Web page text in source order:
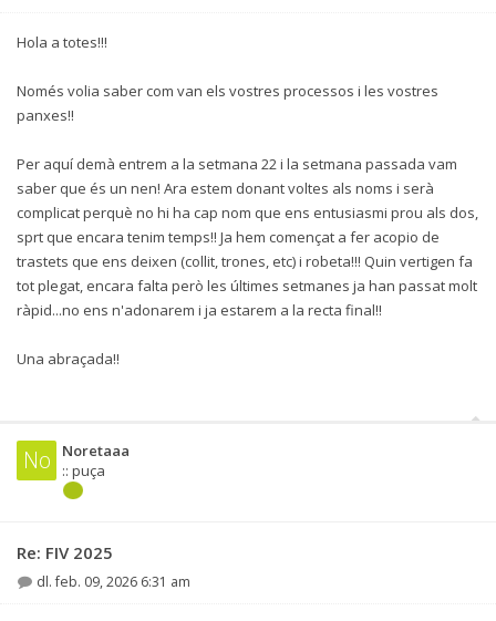
Hola a totes!!!
Només volia saber com van els vostres processos i les vostres
panxes!!
Per aquí demà entrem a la setmana 22 i la setmana passada vam
saber que és un nen! Ara estem donant voltes als noms i serà
complicat perquè no hi ha cap nom que ens entusiasmi prou als dos,
sprt que encara tenim temps!! Ja hem començat a fer acopio de
trastets que ens deixen (collit, trones, etc) i robeta!!! Quin vertigen fa
tot plegat, encara falta però les últimes setmanes ja han passat molt
ràpid...no ens n'adonarem i ja estarem a la recta final!!
Una abraçada!!
No
Noretaaa
:: puça
Re: FIV 2025
dl. feb. 09, 2026 6:31 am